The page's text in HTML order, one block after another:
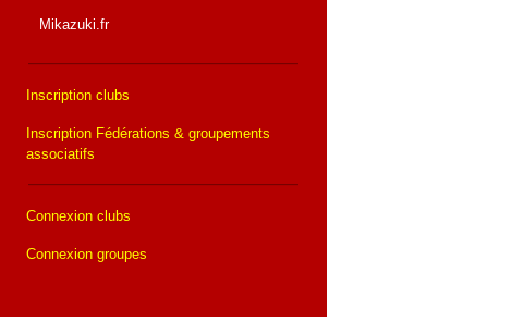
Mikazuki.fr
Inscription clubs
Inscription Fédérations & groupements
associatifs
Connexion clubs
Connexion groupes